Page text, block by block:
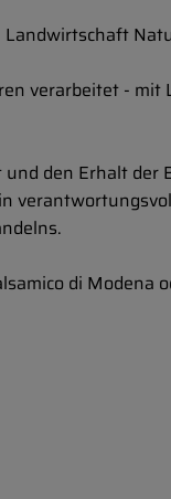
Landwirtschaft
verarbeitet -
den Erhalt
di Modena